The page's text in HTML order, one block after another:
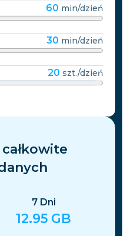
60 min/dzień
30 min/dzień
20 szt./dzień
7 Dni
12.95 GB